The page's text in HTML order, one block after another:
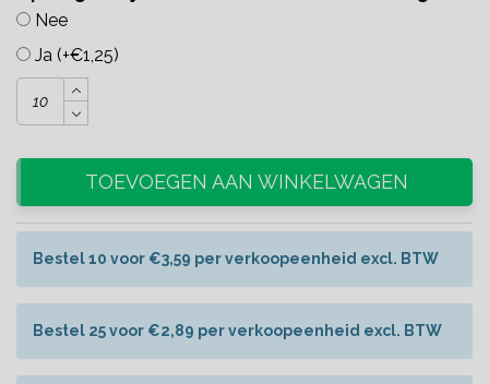
Nee
Ja (+€1,25)
TOEVOEGEN AAN WINKELWAGEN
Bestel 10 voor €3,59 per verkoopeenheid excl. BTW
Bestel 25 voor €2,89 per verkoopeenheid excl. BTW